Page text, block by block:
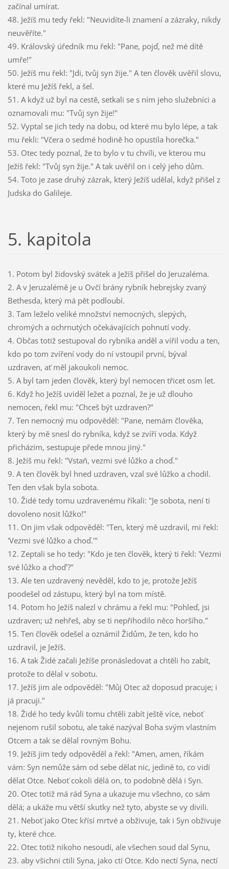
začínal umírat.
48. Ježíš mu tedy řekl: "Neuvidíte-li znamení a zázraky, nikdy
neuvěříte."
49. Královský úředník mu řekl: "Pane, pojď, než mé dítě
umře!"
50. Ježíš mu řekl: "Jdi, tvůj syn žije." A ten člověk uvěřil slovu,
které mu Ježíš řekl, a šel.
51. A když už byl na cestě, setkali se s ním jeho služebníci a
oznamovali mu: "Tvůj syn žije!"
52. Vyptal se jich tedy na dobu, od které mu bylo lépe, a tak
mu řekli: "Včera o sedmé hodině ho opustila horečka."
53. Otec tedy poznal, že to bylo v tu chvíli, ve kterou mu
Ježíš řekl: "Tvůj syn žije." A tak uvěřil on i celý jeho dům.
54. Toto je zase druhý zázrak, který Ježíš udělal, když přišel z
Judska do Galileje.
5. kapitola
1. Potom byl židovský svátek a Ježíš přišel do Jeruzaléma.
2. A v Jeruzalémě je u Ovčí brány rybník hebrejsky zvaný
Bethesda, který má pět podloubí.
3. Tam leželo veliké množství nemocných, slepých,
chromých a ochrnutých očekávajících pohnutí vody.
4. Občas totiž sestupoval do rybníka anděl a vířil vodu a ten,
kdo po tom zvíření vody do ní vstoupil první, býval
uzdraven, ať měl jakoukoli nemoc.
5. A byl tam jeden člověk, který byl nemocen třicet osm let.
6. Když ho Ježíš uviděl ležet a poznal, že je už dlouho
nemocen, řekl mu: "Chceš být uzdraven?"
7. Ten nemocný mu odpověděl: "Pane, nemám člověka,
který by mě snesl do rybníka, když se zvíří voda. Když
přicházím, sestupuje přede mnou jiný."
8. Ježíš mu řekl: "Vstaň, vezmi své lůžko a choď."
9. A ten člověk byl hned uzdraven, vzal své lůžko a chodil.
Ten den však byla sobota.
10. Židé tedy tomu uzdravenému říkali: "Je sobota, není ti
dovoleno nosit lůžko!"
11. On jim však odpověděl: "Ten, který mě uzdravil, mi řekl:
'Vezmi své lůžko a choď.'"
12. Zeptali se ho tedy: "Kdo je ten člověk, který ti řekl: 'Vezmi
své lůžko a choď'?"
13. Ale ten uzdravený nevěděl, kdo to je, protože Ježíš
poodešel od zástupu, který byl na tom místě.
14. Potom ho Ježíš nalezl v chrámu a řekl mu: "Pohleď, jsi
uzdraven; už nehřeš, aby se ti nepřihodilo něco horšího."
15. Ten člověk odešel a oznámil Židům, že ten, kdo ho
uzdravil, je Ježíš.
16. A tak Židé začali Ježíše pronásledovat a chtěli ho zabít,
protože to dělal v sobotu.
17. Ježíš jim ale odpověděl: "Můj Otec až doposud pracuje; i
já pracuji."
18. Židé ho tedy kvůli tomu chtěli zabít ještě více, neboť
nejenom rušil sobotu, ale také nazýval Boha svým vlastním
Otcem a tak se dělal rovným Bohu.
19. Ježíš jim tedy odpověděl a řekl: "Amen, amen, říkám
vám: Syn nemůže sám od sebe dělat nic, jedině to, co vidí
dělat Otce. Neboť cokoli dělá on, to podobně dělá i Syn.
20. Otec totiž má rád Syna a ukazuje mu všechno, co sám
dělá; a ukáže mu větší skutky než tyto, abyste se vy divili.
21. Neboť jako Otec křísí mrtvé a obživuje, tak i Syn obživuje
ty, které chce.
22. Otec totiž nikoho nesoudí, ale všechen soud dal Synu,
23. aby všichni ctili Syna, jako ctí Otce. Kdo nectí Syna, nectí